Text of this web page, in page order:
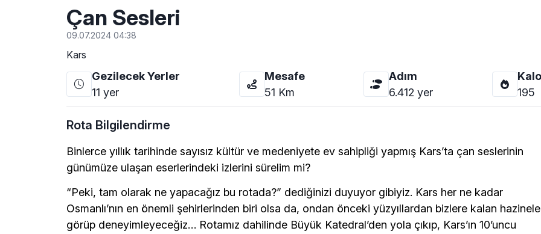
Çan Sesleri
09.07.2024 04:38
Kars
Gezilecek Yerler
11 yer
Mesafe
51 Km
Adım
6.412 yer
195
Rota Bilgilendirme
Binlerce yıllık tarihinde sayısız kültür ve medeniyete ev sahipliği yapmış Kars’ta çan seslerinin
günümüze ulaşan eserlerindeki izlerini sürelim mi?
“Peki, tam olarak ne yapacağız bu rotada?” dediğinizi duyuyor gibiyiz. Kars her ne kadar
Osmanlı’nın en önemli şehirlerinden biri olsa da, ondan önceki yüzyıllardan bizlere kalan
görüp deneyimleyeceğiz… Rotamız dahilinde Büyük Katedral’den yola çıkıp, Kars’ın 10’uncu